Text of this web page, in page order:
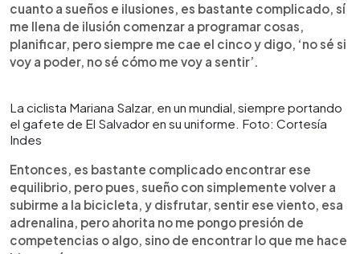
cuanto a sueños e ilusiones, es bastante complicado, sí
me llena de ilusión comenzar a programar cosas,
planificar, pero siempre me cae el cinco y digo, ‘no sé si
voy a poder, no sé cómo me voy a sentir’.
La ciclista Mariana Salzar, en un mundial, siempre portando
el gafete de El Salvador en su uniforme. Foto: Cortesía
Indes
Entonces, es bastante complicado encontrar ese
equilibrio, pero pues, sueño con simplemente volver a
subirme a la bicicleta, y disfrutar, sentir ese viento, esa
adrenalina, pero ahorita no me pongo presión de
competencias o algo, sino de encontrar lo que me hace